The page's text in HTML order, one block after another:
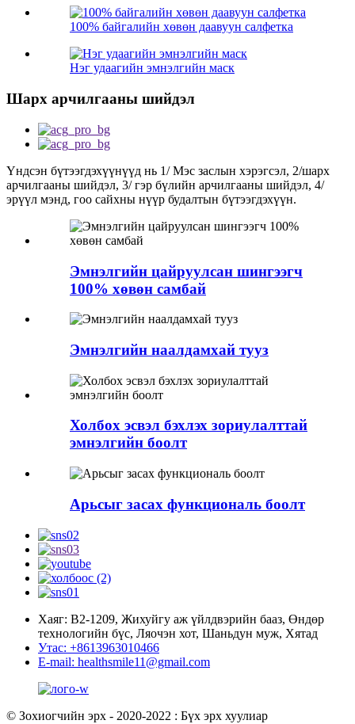
100% байгалийн хөвөн даавуун салфетка
Нэг удаагийн эмнэлгийн маск
Шарх арчилгааны шийдэл
Үндсэн бүтээгдэхүүнүүд нь 1/ Мэс заслын хэрэгсэл, 2/шарх
арчилгааны шийдэл, 3/ гэр бүлийн арчилгааны шийдэл, 4/
эрүүл мэнд, гоо сайхны нүүр будалтын бүтээгдэхүүн.
Эмнэлгийн цайруулсан шингээгч
100% хөвөн самбай
Эмнэлгийн наалдамхай тууз
Холбох эсвэл бэхлэх зориулалттай
эмнэлгийн боолт
Арьсыг засах функциональ боолт
Хаяг: В2-1209, Жихуйгу аж үйлдвэрийн бааз, Өндөр
технологийн бүс, Ляочэн хот, Шаньдун муж, Хятад
Утас: +8613963010466
E-mail: healthsmile11@gmail.com
© Зохиогчийн эрх - 2020-2022 : Бүх эрх хуулиар